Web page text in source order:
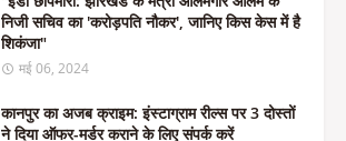
निजी सचिव का 'करोड़पति नौकर', जानिए किस केस में है
शिकंजा"
मई 06, 2024
कानपुर का अजब क्राइम: इंस्टाग्राम रील्स पर 3 दोस्तों
ने दिया ऑफर-मर्डर कराने के लिए संपर्क करें